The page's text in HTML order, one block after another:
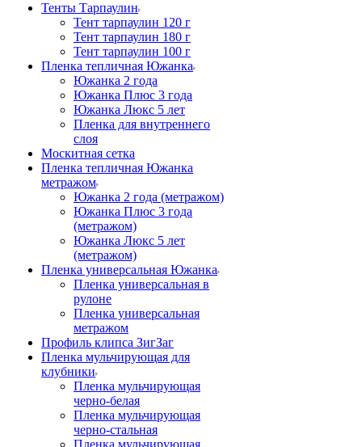
Тенты Тарпаулин
Тент тарпаулин 120 г
Тент тарпаулин 180 г
Тент тарпаулин 100 г
Пленка тепличная Южанка
Южанка 2 года
Южанка Плюс 3 года
Южанка Люкс 5 лет
Пленка для внутреннего
слоя
Москитная сетка
Пленка тепличная Южанка
метражом
Южанка 2 года (метражом)
Южанка Плюс 3 года
(метражом)
Южанка Люкс 5 лет
(метражом)
Пленка универсальная Южанка
Пленка универсальная в
рулоне
Пленка универсальная
метражом
Профиль клипса ЗигЗаг
Пленка мульчирующая для
клубники
Пленка мульчирующая
черно-белая
Пленка мульчирующая
черно-стальная
Пленка мульчирующая